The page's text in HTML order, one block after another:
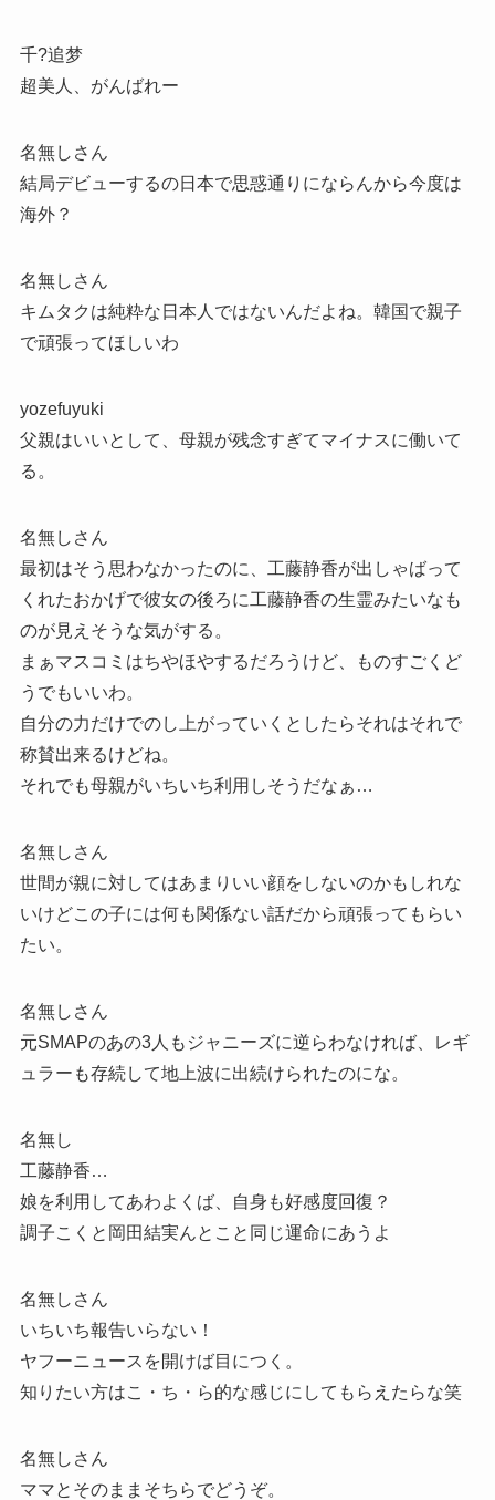
千?追梦
超美人、がんばれー
名無しさん
結局デビューするの日本で思惑通りにならんから今度は
海外？
名無しさん
キムタクは純粋な日本人ではないんだよね。韓国で親子
で頑張ってほしいわ
yozefuyuki
父親はいいとして、母親が残念すぎてマイナスに働いて
る。
名無しさん
最初はそう思わなかったのに、工藤静香が出しゃばって
くれたおかげで彼女の後ろに工藤静香の生霊みたいなも
のが見えそうな気がする。
まぁマスコミはちやほやするだろうけど、ものすごくど
うでもいいわ。
自分の力だけでのし上がっていくとしたらそれはそれで
称賛出来るけどね。
それでも母親がいちいち利用しそうだなぁ…
名無しさん
世間が親に対してはあまりいい顔をしないのかもしれな
いけどこの子には何も関係ない話だから頑張ってもらい
たい。
名無しさん
元SMAPのあの3人もジャニーズに逆らわなければ、レギ
ュラーも存続して地上波に出続けられたのにな。
名無し
工藤静香…
娘を利用してあわよくば、自身も好感度回復？
調子こくと岡田結実んとこと同じ運命にあうよ
名無しさん
いちいち報告いらない！
ヤフーニュースを開けば目につく。
知りたい方はこ・ち・ら的な感じにしてもらえたらな笑
名無しさん
ママとそのままそちらでどうぞ。